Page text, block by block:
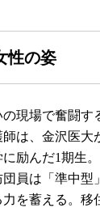
性の姿
現場で奮闘す
は、金沢医
励んだ1期生
員は「準中型
を蓄える。移